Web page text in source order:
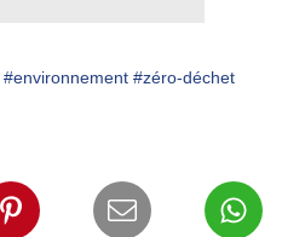
#environnement #zéro-déchet